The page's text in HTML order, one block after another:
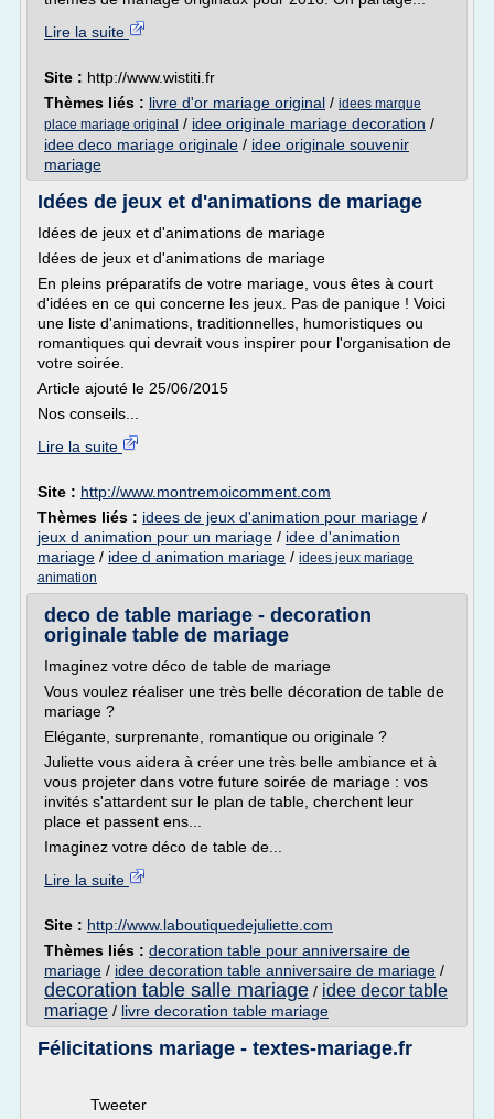
Lire la suite
Site : http://www.wistiti.fr
Thèmes liés : livre d'or mariage original / idees marque
place mariage original / idee originale mariage decoration /
idee deco mariage originale / idee originale souvenir
mariage
Idées de jeux et d'animations de mariage
Idées de jeux et d'animations de mariage
Idées de jeux et d'animations de mariage
En pleins préparatifs de votre mariage, vous êtes à court
d'idées en ce qui concerne les jeux. Pas de panique ! Voici
une liste d'animations, traditionnelles, humoristiques ou
romantiques qui devrait vous inspirer pour l'organisation de
votre soirée.
Article ajouté le 25/06/2015
Nos conseils...
Lire la suite
Site : http://www.montremoicomment.com
Thèmes liés : idees de jeux d'animation pour mariage /
jeux d animation pour un mariage / idee d'animation
mariage / idee d animation mariage / idees jeux mariage
animation
deco de table mariage - decoration
originale table de mariage
Imaginez votre déco de table de mariage
Vous voulez réaliser une très belle décoration de table de
mariage ?
Elégante, surprenante, romantique ou originale ?
Juliette vous aidera à créer une très belle ambiance et à
vous projeter dans votre future soirée de mariage : vos
invités s'attardent sur le plan de table, cherchent leur
place et passent ens...
Imaginez votre déco de table de...
Lire la suite
Site : http://www.laboutiquedejuliette.com
Thèmes liés : decoration table pour anniversaire de
mariage / idee decoration table anniversaire de mariage /
decoration table salle mariage / idee decor table
mariage / livre decoration table mariage
Félicitations mariage - textes-mariage.fr
Tweeter